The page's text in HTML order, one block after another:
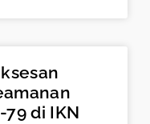
79 di IKN